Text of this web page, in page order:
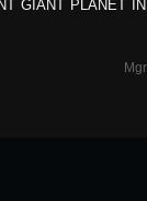
GIANT PLANET